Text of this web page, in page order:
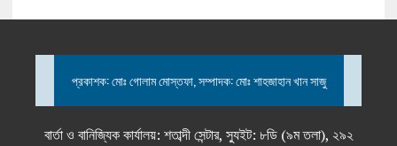
প্রকাশক: মোঃ গোলাম মোস্তফা, সম্পাদক: মোঃ শাহজাহান খান সাজু
বার্তা ও বানিজ্যিক কার্যালয়: শতাব্দী সেন্টার, স্যুইট: ৮ডি (৯ম তলা), ২৯২